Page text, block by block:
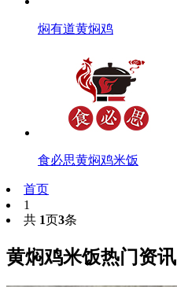
焖有道黄焖鸡
食必思黄焖鸡米饭
首页
1
共 1页3条
黄焖鸡米饭热门资讯